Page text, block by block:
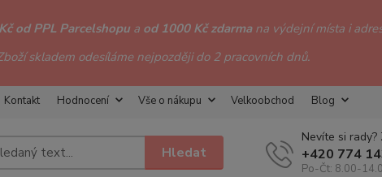
od PPL Parcelshopua od 1000 Kč zdarma na výdejní místa i
skladem odesíláme nejpozději do 2 pracovních dnů.
Kontakt Hodnocení Vše o nákupu Velkoobchod Blog
Hledat
Nevíte si rady?
+420 774
Po-Čt: 8.00-